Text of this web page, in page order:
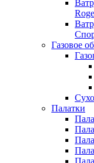
Газовое
Палатки